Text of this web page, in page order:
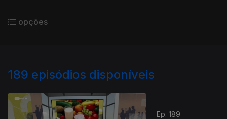
opções
189 episódios disponíveis
Ep. 189